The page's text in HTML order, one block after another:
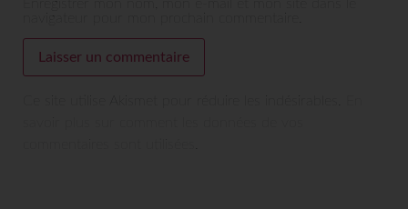
Enregistrer mon nom, mon e-mail et mon site dans le
navigateur pour mon prochain commentaire.